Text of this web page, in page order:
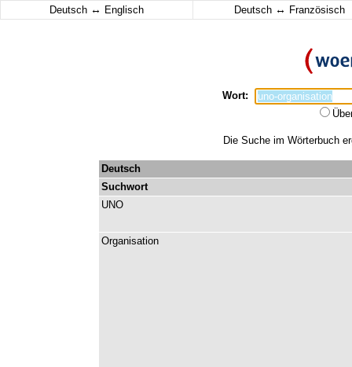
Deutsch ↔ Englisch Deutsch ↔ Französisch
Wort:
Die Suche im Wörterbuch
Deutsch
Suchwort
UNO
Organisation